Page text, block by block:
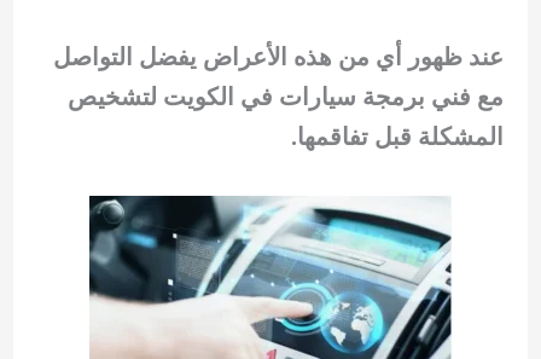
عند ظهور أي من هذه الأعراض يفضل التواصل
مع فني برمجة سيارات في الكويت لتشخيص
المشكلة قبل تفاقمها.